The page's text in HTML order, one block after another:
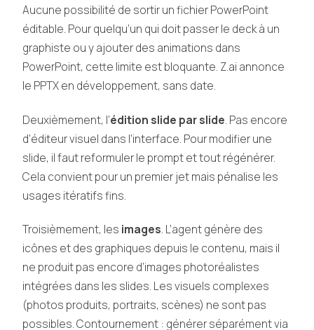
Aucune possibilité de sortir un fichier PowerPoint
éditable. Pour quelqu’un qui doit passer le deck à un
graphiste ou y ajouter des animations dans
PowerPoint, cette limite est bloquante. Z.ai annonce
le PPTX en développement, sans date.
Deuxièmement, l’édition slide par slide. Pas encore
d’éditeur visuel dans l’interface. Pour modifier une
slide, il faut reformuler le prompt et tout régénérer.
Cela convient pour un premier jet mais pénalise les
usages itératifs fins.
Troisièmement, les images. L’agent génère des
icônes et des graphiques depuis le contenu, mais il
ne produit pas encore d’images photoréalistes
intégrées dans les slides. Les visuels complexes
(photos produits, portraits, scènes) ne sont pas
possibles. Contournement : générer séparément via